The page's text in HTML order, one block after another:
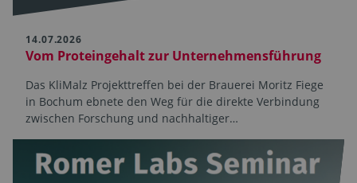
14.07.2026
Vom Proteingehalt zur Unternehmensführung
Das KliMalz Projekttreffen bei der Brauerei Moritz Fiege
in Bochum ebnete den Weg für die direkte Verbindung
zwischen Forschung und nachhaltiger…